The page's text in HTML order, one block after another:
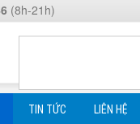
(8h-21h)
TIN TỨC LIÊN HỆ